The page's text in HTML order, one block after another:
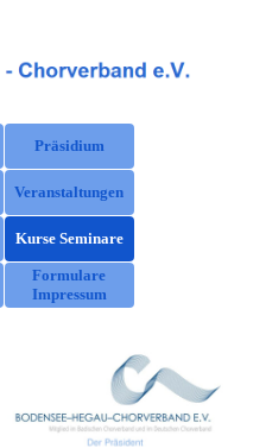
Menü überspringen
Präsidium
▼
Veranstaltungen
Kurse Seminare
Formulare
Impressum